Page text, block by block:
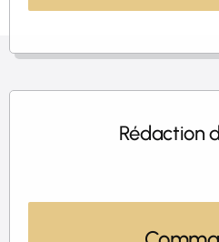
Rédaction